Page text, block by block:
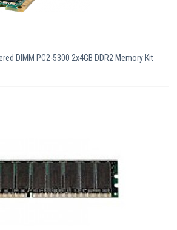
DIMM PC2-5300 2x4GB DDR2 Memory Kit